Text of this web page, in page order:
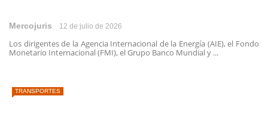
Mercojuris 12 de julio de 2026
Los dirigentes de la Agencia Internacional de la Energía (AIE), el Fondo
Monetario Internacional (FMI), el Grupo Banco Mundial y ...
TRANSPORTES